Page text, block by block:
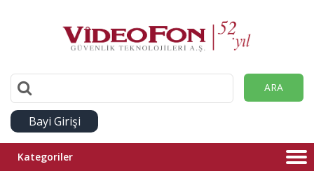
ARA
Bayi Girişi
Kategoriler